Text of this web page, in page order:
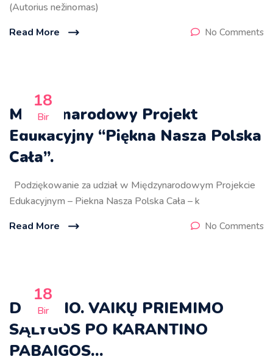
(Autorius nežinomas)
Read More
No Comments
18
Bir
Międzynarodowy Projekt
Edukacyjny “Piękna Nasza Polska
Cała”.
Podziękowanie za udział w Międzynarodowym Projekcie
Edukacyjnym – Piekna Nasza Polska Cała – k
Read More
No Comments
18
Bir
DĖMESIO. VAIKŲ PRIEMIMO
SĄLYGOS PO KARANTINO
PABAIGOS…